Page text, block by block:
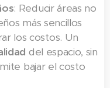
: Reducir áreas no
más sencillos
los costos. Un
del espacio, sin
bajar el costo